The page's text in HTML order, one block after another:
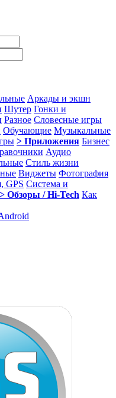
Аркады и экшн
Шутер Гонки и
Разное Словесные игры
Обучающие Музыкальные
> Приложения Бизнес
Аудио
Стиль жизни
Виджеты Фотография
GPS Система и
> Обзоры / Hi-Tech Как